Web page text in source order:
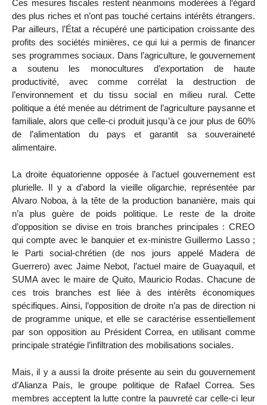
Ces mesures fiscales restent néanmoins modérées à l’égard
des plus riches et n’ont pas touché certains intérêts étrangers.
Par ailleurs, l’État a récupéré une participation croissante des
profits des sociétés minières, ce qui lui a permis de financer
ses programmes sociaux. Dans l’agriculture, le gouvernement
a soutenu les monocultures d’exportation de haute
productivité, avec comme corrélat la destruction de
l’environnement et du tissu social en milieu rural. Cette
politique a été menée au détriment de l’agriculture paysanne et
familiale, alors que celle-ci produit jusqu’à ce jour plus de 60%
de l’alimentation du pays et garantit sa souveraineté
alimentaire.
La droite équatorienne opposée à l’actuel gouvernement est
plurielle. Il y a d’abord la vieille oligarchie, représentée par
Alvaro Noboa, à la tête de la production bananière, mais qui
n’a plus guère de poids politique. Le reste de la droite
d’opposition se divise en trois branches principales : CREO
qui compte avec le banquier et ex-ministre Guillermo Lasso ;
le Parti social-chrétien (de nos jours appelé Madera de
Guerrero) avec Jaime Nebot, l’actuel maire de Guayaquil, et
SUMA avec le maire de Quito, Mauricio Rodas. Chacune de
ces trois branches est liée à des intérêts économiques
spécifiques. Ainsi, l’opposition de droite n’a pas de direction ni
de programme unique, et elle se caractérise essentiellement
par son opposition au Président Correa, en utilisant comme
principale stratégie l’infiltration des mobilisations sociales.
Mais, il y a aussi la droite présente au sein du gouvernement
d’Alianza País, le groupe politique de Rafael Correa. Ses
membres acceptent la lutte contre la pauvreté car celle-ci leur